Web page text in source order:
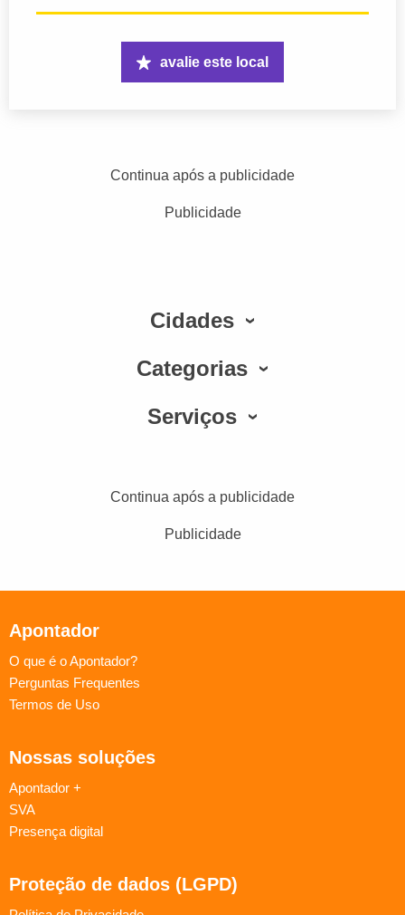
avalie este local
Continua após a publicidade
Publicidade
Cidades
Categorias
Serviços
Continua após a publicidade
Publicidade
Apontador
O que é o Apontador?
Perguntas Frequentes
Termos de Uso
Nossas soluções
Apontador +
SVA
Presença digital
Proteção de dados (LGPD)